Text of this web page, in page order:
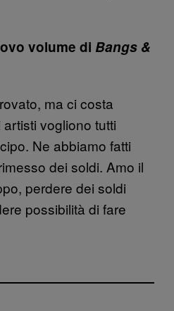
volume di Bangs &
ma ci costa
vogliono tutti
Ne abbiamo fatti
dei soldi. Amo il
perdere dei soldi
possibilità di fare